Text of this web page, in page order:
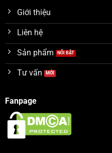
Giới thiệu
Liên hệ
Sản phẩm
Tư vấn
Fanpage